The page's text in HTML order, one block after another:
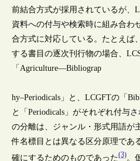
前結合方式が採用されているが、
資料への付与や検索時に組み合わ
合方式に対応している。たとえば
する書目の逐次刊行物の場合、
「Agriculture—Bibliograp
hy–Periodicals」と、LCGFTの「
と「Periodicals」がそれぞれ付与
の分離は、ジャンル・形式用語が
件名標目とは異なる区分原理であ
確にするためのものであった(3)。